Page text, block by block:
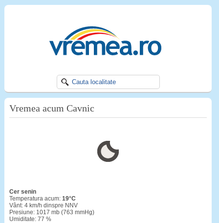
Vremea acum Cavnic
cer senin
Temperatura acum: 19°C
Vânt: 4 km/h dinspre NNV
Presiune: 1017 mb (763 mmHg)
Umiditate: 77 %